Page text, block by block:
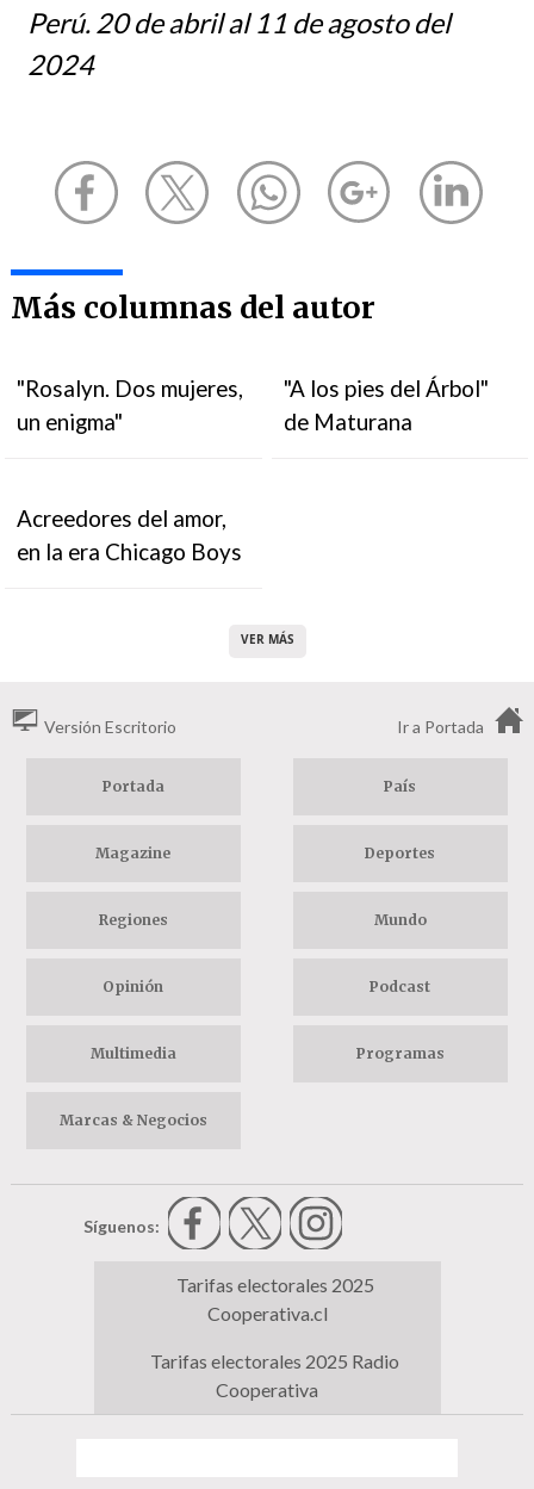
Perú. 20 de abril al 11 de agosto del
2024
Más columnas del autor
"Rosalyn. Dos mujeres,
un enigma"
"A los pies del Árbol"
de Maturana
Acreedores del amor,
en la era Chicago Boys
VER MÁS
Versión Escritorio Ir a Portada
Portada País
Magazine Deportes
Regiones Mundo
Opinión Podcast
Multimedia Programas
Marcas & Negocios
Síguenos:
Tarifas electorales 2025
Cooperativa.cl
Tarifas electorales 2025 Radio
Cooperativa